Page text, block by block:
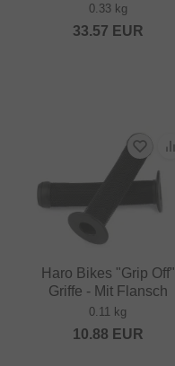
0.33 kg
33.57 EUR
Haro Bikes "Grip Off"
Griffe - Mit Flansch
0.11 kg
10.88 EUR